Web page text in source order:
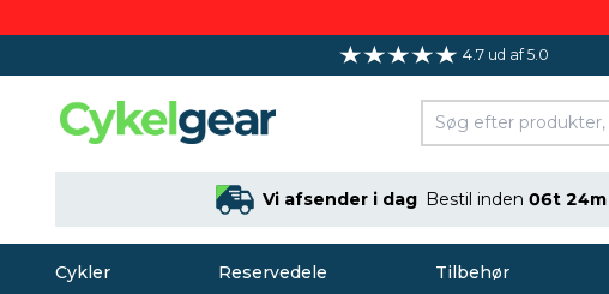
4.7 ud af 5.0
Vi afsender i dag Bestil inden06t
Cykler Reservedele Tilbehør